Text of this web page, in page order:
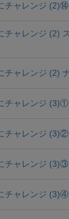
チャレンジ (2)⑭
チャレンジ (2)
チャレンジ (2)
チャレンジ (3)①
チャレンジ (3)②
チャレンジ (3)③
チャレンジ (3)④